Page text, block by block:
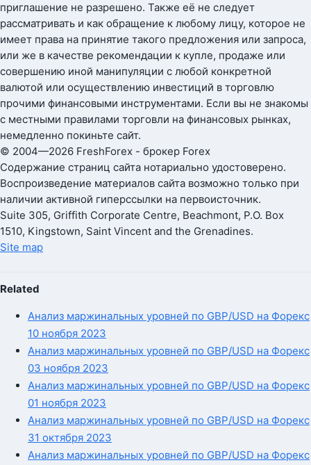
приглашение не разрешено. Также её не следует
рассматривать и как обращение к любому лицу, которое не
имеет права на принятие такого предложения или запроса,
или же в качестве рекомендации к купле, продаже или
совершению иной манипуляции с любой конкретной
валютой или осуществлению инвестиций в торговлю
прочими финансовыми инструментами. Если вы не знакомы
с местными правилами торговли на финансовых рынках,
немедленно покиньте сайт.
© 2004—2026 FreshForex - брокер Forex
Содержание страниц сайта нотариально удостоверено.
Воспроизведение материалов сайта возможно только при
наличии активной гиперссылки на первоисточник.
Suite 305, Griffith Corporate Centre, Beachmont, P.O. Box
1510, Kingstown, Saint Vincent and the Grenadines.
Site map
Related
Анализ маржинальных уровней по GBP/USD на Форекс
10 ноября 2023
Анализ маржинальных уровней по GBP/USD на Форекс
03 ноября 2023
Анализ маржинальных уровней по GBP/USD на Форекс
01 ноября 2023
Анализ маржинальных уровней по GBP/USD на Форекс
31 октября 2023
Анализ маржинальных уровней по GBP/USD на Форекс